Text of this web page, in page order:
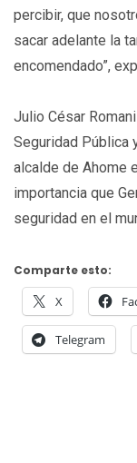
percibir, que
sacar adelante la
encomendado”,
Julio César
Seguridad Pública
alcalde de Ahome
importancia que
seguridad en el
Comparte esto:
X
Telegram